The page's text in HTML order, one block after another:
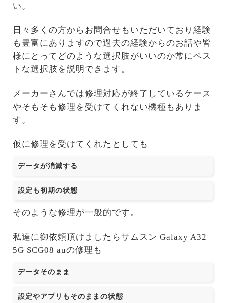
い。
日々多くの方からお問合せもいただいており経験
も豊富にありますので過去の経験からのお話や皆
様にとってどのような選択肢がいいのか常にベス
トな選択肢を説明できます。
メーカーさんでは修理対応が終了しているケース
やそもそも修理を受けてくれない機種もありま
す。
仮に修理を受けてくれたとしても
データが消滅する
設定も初期の状態
そのような修理が一般的です。
私達に御依頼頂けましたらサムスン Galaxy A32
5G SCG08 auの修理も
データそのまま
設定やアプリもそのままの状態